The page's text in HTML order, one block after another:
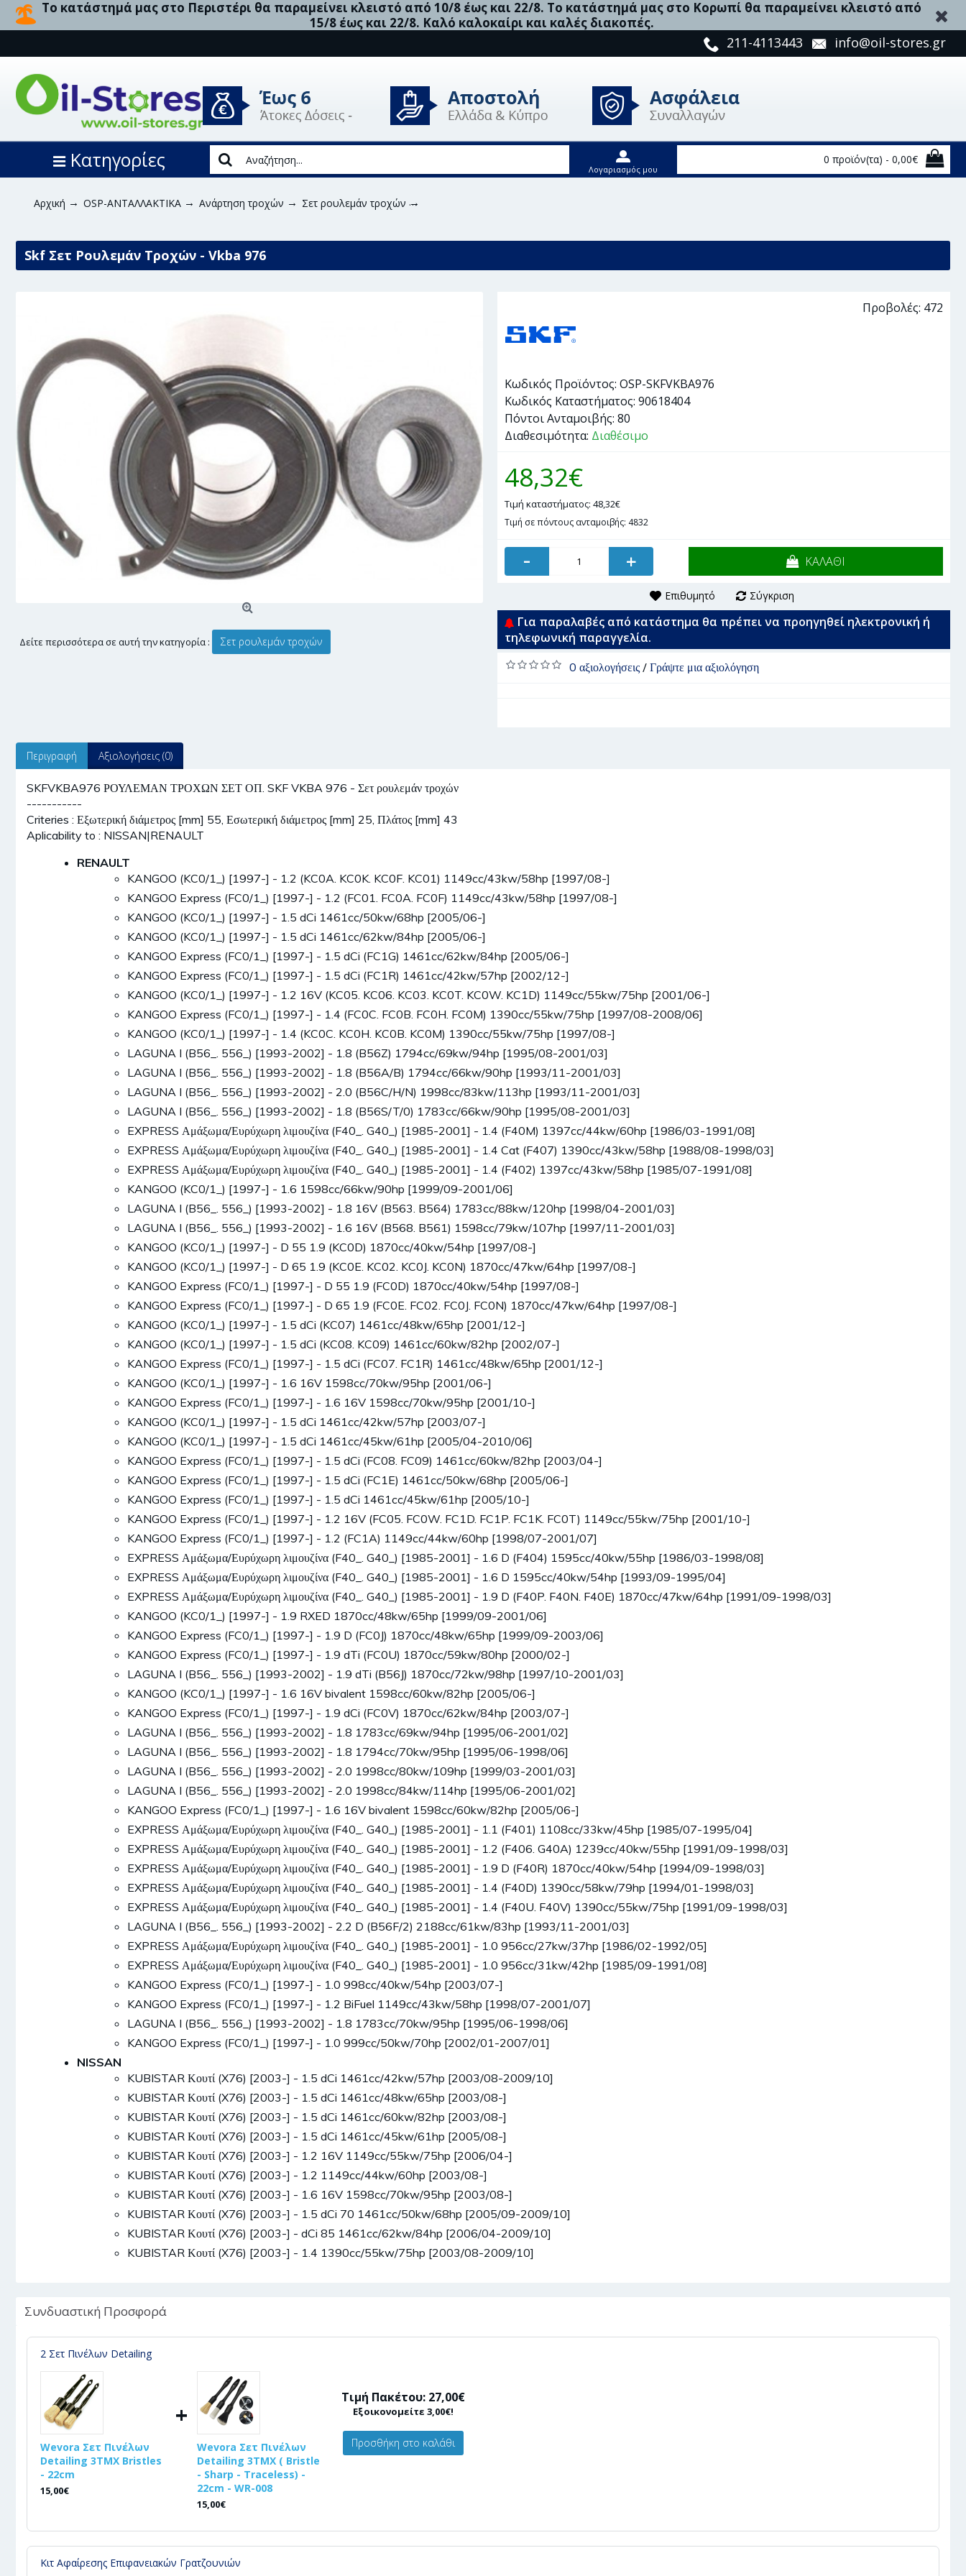
Το κατάστημά μας στο Περιστέρι θα παραμείνει κλειστό από 10/8 έως και 22/8. Το κατάστημά μας στο Κορωπί θα παραμείνει κλειστό από
15/8 έως και 22/8. Καλό καλοκαίρι και καλές διακοπές.
211-4113443 info@oil-stores.gr
Κατηγορίες Λογαριασμός μου
0 προϊόν(τα) - 0,00€
Αρχική OSP-ΑΝΤΑΛΛΑΚΤΙΚΑ Ανάρτηση τροχών Σετ ρουλεμάν τροχών
Skf Σετ Ρουλεμάν Τροχών - Vkba 976
Δείτε περισσότερα σε αυτή την κατηγορία : Σετ ρουλεμάν τροχών
Προβολές: 472
Κωδικός Προϊόντος: OSP-SKFVKBA976
Κωδικός Καταστήματος: 90618404
Πόντοι Ανταμοιβής: 80
Διαθεσιμότητα: Διαθέσιμο
48,32€
Τιμή καταστήματος: 48,32€
Τιμή σε πόντους ανταμοιβής: 4832
- + ΚΑΛΑΘΙ
Επιθυμητό Σύγκριση
Για παραλαβές από κατάστημα θα πρέπει να προηγηθεί ηλεκτρονική ή
τηλεφωνική παραγγελία.
0 αξιολογήσεις/ Γράψτε μια αξιολόγηση
Περιγραφή Αξιολογήσεις (0)
SKFVKBA976 ΡΟΥΛΕΜΑΝ ΤΡΟΧΩΝ ΣΕΤ ΟΠ. SKF VKBA 976 - Σετ ρουλεμάν τροχών
-----------
Criteries : Εξωτερική διάμετρος [mm] 55, Εσωτερική διάμετρος [mm] 25, Πλάτος [mm] 43
Aplicability to : NISSAN|RENAULT
RENAULT
KANGOO (KC0/1_) [1997-] - 1.2 (KC0A. KC0K. KC0F. KC01) 1149cc/43kw/58hp [1997/08-]
KANGOO Express (FC0/1_) [1997-] - 1.2 (FC01. FC0A. FC0F) 1149cc/43kw/58hp [1997/08-]
KANGOO (KC0/1_) [1997-] - 1.5 dCi 1461cc/50kw/68hp [2005/06-]
KANGOO (KC0/1_) [1997-] - 1.5 dCi 1461cc/62kw/84hp [2005/06-]
KANGOO Express (FC0/1_) [1997-] - 1.5 dCi (FC1G) 1461cc/62kw/84hp [2005/06-]
KANGOO Express (FC0/1_) [1997-] - 1.5 dCi (FC1R) 1461cc/42kw/57hp [2002/12-]
KANGOO (KC0/1_) [1997-] - 1.2 16V (KC05. KC06. KC03. KC0T. KC0W. KC1D) 1149cc/55kw/75hp [2001/06-]
KANGOO Express (FC0/1_) [1997-] - 1.4 (FC0C. FC0B. FC0H. FC0M) 1390cc/55kw/75hp [1997/08-2008/06]
KANGOO (KC0/1_) [1997-] - 1.4 (KC0C. KC0H. KC0B. KC0M) 1390cc/55kw/75hp [1997/08-]
LAGUNA I (B56_. 556_) [1993-2002] - 1.8 (B56Z) 1794cc/69kw/94hp [1995/08-2001/03]
LAGUNA I (B56_. 556_) [1993-2002] - 1.8 (B56A/B) 1794cc/66kw/90hp [1993/11-2001/03]
LAGUNA I (B56_. 556_) [1993-2002] - 2.0 (B56C/H/N) 1998cc/83kw/113hp [1993/11-2001/03]
LAGUNA I (B56_. 556_) [1993-2002] - 1.8 (B56S/T/0) 1783cc/66kw/90hp [1995/08-2001/03]
EXPRESS Αμάξωμα/Ευρύχωρη λιμουζίνα (F40_. G40_) [1985-2001] - 1.4 (F40M) 1397cc/44kw/60hp [1986/03-1991/08]
EXPRESS Αμάξωμα/Ευρύχωρη λιμουζίνα (F40_. G40_) [1985-2001] - 1.4 Cat (F407) 1390cc/43kw/58hp [1988/08-1998/03]
EXPRESS Αμάξωμα/Ευρύχωρη λιμουζίνα (F40_. G40_) [1985-2001] - 1.4 (F402) 1397cc/43kw/58hp [1985/07-1991/08]
KANGOO (KC0/1_) [1997-] - 1.6 1598cc/66kw/90hp [1999/09-2001/06]
LAGUNA I (B56_. 556_) [1993-2002] - 1.8 16V (B563. B564) 1783cc/88kw/120hp [1998/04-2001/03]
LAGUNA I (B56_. 556_) [1993-2002] - 1.6 16V (B568. B561) 1598cc/79kw/107hp [1997/11-2001/03]
KANGOO (KC0/1_) [1997-] - D 55 1.9 (KC0D) 1870cc/40kw/54hp [1997/08-]
KANGOO (KC0/1_) [1997-] - D 65 1.9 (KC0E. KC02. KC0J. KC0N) 1870cc/47kw/64hp [1997/08-]
KANGOO Express (FC0/1_) [1997-] - D 55 1.9 (FC0D) 1870cc/40kw/54hp [1997/08-]
KANGOO Express (FC0/1_) [1997-] - D 65 1.9 (FC0E. FC02. FC0J. FC0N) 1870cc/47kw/64hp [1997/08-]
KANGOO (KC0/1_) [1997-] - 1.5 dCi (KC07) 1461cc/48kw/65hp [2001/12-]
KANGOO (KC0/1_) [1997-] - 1.5 dCi (KC08. KC09) 1461cc/60kw/82hp [2002/07-]
KANGOO Express (FC0/1_) [1997-] - 1.5 dCi (FC07. FC1R) 1461cc/48kw/65hp [2001/12-]
KANGOO (KC0/1_) [1997-] - 1.6 16V 1598cc/70kw/95hp [2001/06-]
KANGOO Express (FC0/1_) [1997-] - 1.6 16V 1598cc/70kw/95hp [2001/10-]
KANGOO (KC0/1_) [1997-] - 1.5 dCi 1461cc/42kw/57hp [2003/07-]
KANGOO (KC0/1_) [1997-] - 1.5 dCi 1461cc/45kw/61hp [2005/04-2010/06]
KANGOO Express (FC0/1_) [1997-] - 1.5 dCi (FC08. FC09) 1461cc/60kw/82hp [2003/04-]
KANGOO Express (FC0/1_) [1997-] - 1.5 dCi (FC1E) 1461cc/50kw/68hp [2005/06-]
KANGOO Express (FC0/1_) [1997-] - 1.5 dCi 1461cc/45kw/61hp [2005/10-]
KANGOO Express (FC0/1_) [1997-] - 1.2 16V (FC05. FC0W. FC1D. FC1P. FC1K. FC0T) 1149cc/55kw/75hp [2001/10-]
KANGOO Express (FC0/1_) [1997-] - 1.2 (FC1A) 1149cc/44kw/60hp [1998/07-2001/07]
EXPRESS Αμάξωμα/Ευρύχωρη λιμουζίνα (F40_. G40_) [1985-2001] - 1.6 D (F404) 1595cc/40kw/55hp [1986/03-1998/08]
EXPRESS Αμάξωμα/Ευρύχωρη λιμουζίνα (F40_. G40_) [1985-2001] - 1.6 D 1595cc/40kw/54hp [1993/09-1995/04]
EXPRESS Αμάξωμα/Ευρύχωρη λιμουζίνα (F40_. G40_) [1985-2001] - 1.9 D (F40P. F40N. F40E) 1870cc/47kw/64hp [1991/09-1998/03]
KANGOO (KC0/1_) [1997-] - 1.9 RXED 1870cc/48kw/65hp [1999/09-2001/06]
KANGOO Express (FC0/1_) [1997-] - 1.9 D (FC0J) 1870cc/48kw/65hp [1999/09-2003/06]
KANGOO Express (FC0/1_) [1997-] - 1.9 dTi (FC0U) 1870cc/59kw/80hp [2000/02-]
LAGUNA I (B56_. 556_) [1993-2002] - 1.9 dTi (B56J) 1870cc/72kw/98hp [1997/10-2001/03]
KANGOO (KC0/1_) [1997-] - 1.6 16V bivalent 1598cc/60kw/82hp [2005/06-]
KANGOO Express (FC0/1_) [1997-] - 1.9 dCi (FC0V) 1870cc/62kw/84hp [2003/07-]
LAGUNA I (B56_. 556_) [1993-2002] - 1.8 1783cc/69kw/94hp [1995/06-2001/02]
LAGUNA I (B56_. 556_) [1993-2002] - 1.8 1794cc/70kw/95hp [1995/06-1998/06]
LAGUNA I (B56_. 556_) [1993-2002] - 2.0 1998cc/80kw/109hp [1999/03-2001/03]
LAGUNA I (B56_. 556_) [1993-2002] - 2.0 1998cc/84kw/114hp [1995/06-2001/02]
KANGOO Express (FC0/1_) [1997-] - 1.6 16V bivalent 1598cc/60kw/82hp [2005/06-]
EXPRESS Αμάξωμα/Ευρύχωρη λιμουζίνα (F40_. G40_) [1985-2001] - 1.1 (F401) 1108cc/33kw/45hp [1985/07-1995/04]
EXPRESS Αμάξωμα/Ευρύχωρη λιμουζίνα (F40_. G40_) [1985-2001] - 1.2 (F406. G40A) 1239cc/40kw/55hp [1991/09-1998/03]
EXPRESS Αμάξωμα/Ευρύχωρη λιμουζίνα (F40_. G40_) [1985-2001] - 1.9 D (F40R) 1870cc/40kw/54hp [1994/09-1998/03]
EXPRESS Αμάξωμα/Ευρύχωρη λιμουζίνα (F40_. G40_) [1985-2001] - 1.4 (F40D) 1390cc/58kw/79hp [1994/01-1998/03]
EXPRESS Αμάξωμα/Ευρύχωρη λιμουζίνα (F40_. G40_) [1985-2001] - 1.4 (F40U. F40V) 1390cc/55kw/75hp [1991/09-1998/03]
LAGUNA I (B56_. 556_) [1993-2002] - 2.2 D (B56F/2) 2188cc/61kw/83hp [1993/11-2001/03]
EXPRESS Αμάξωμα/Ευρύχωρη λιμουζίνα (F40_. G40_) [1985-2001] - 1.0 956cc/27kw/37hp [1986/02-1992/05]
EXPRESS Αμάξωμα/Ευρύχωρη λιμουζίνα (F40_. G40_) [1985-2001] - 1.0 956cc/31kw/42hp [1985/09-1991/08]
KANGOO Express (FC0/1_) [1997-] - 1.0 998cc/40kw/54hp [2003/07-]
KANGOO Express (FC0/1_) [1997-] - 1.2 BiFuel 1149cc/43kw/58hp [1998/07-2001/07]
LAGUNA I (B56_. 556_) [1993-2002] - 1.8 1783cc/70kw/95hp [1995/06-1998/06]
KANGOO Express (FC0/1_) [1997-] - 1.0 999cc/50kw/70hp [2002/01-2007/01]
NISSAN
KUBISTAR Κουτί (X76) [2003-] - 1.5 dCi 1461cc/42kw/57hp [2003/08-2009/10]
KUBISTAR Κουτί (X76) [2003-] - 1.5 dCi 1461cc/48kw/65hp [2003/08-]
KUBISTAR Κουτί (X76) [2003-] - 1.5 dCi 1461cc/60kw/82hp [2003/08-]
KUBISTAR Κουτί (X76) [2003-] - 1.5 dCi 1461cc/45kw/61hp [2005/08-]
KUBISTAR Κουτί (X76) [2003-] - 1.2 16V 1149cc/55kw/75hp [2006/04-]
KUBISTAR Κουτί (X76) [2003-] - 1.2 1149cc/44kw/60hp [2003/08-]
KUBISTAR Κουτί (X76) [2003-] - 1.6 16V 1598cc/70kw/95hp [2003/08-]
KUBISTAR Κουτί (X76) [2003-] - 1.5 dCi 70 1461cc/50kw/68hp [2005/09-2009/10]
KUBISTAR Κουτί (X76) [2003-] - dCi 85 1461cc/62kw/84hp [2006/04-2009/10]
KUBISTAR Κουτί (X76) [2003-] - 1.4 1390cc/55kw/75hp [2003/08-2009/10]
Συνδυαστική Προσφορά
2 Σετ Πινέλων Detailing
Wevora Σετ Πινέλων
Detailing 3ΤΜΧ Bristles
- 22cm
15,00€
+
Wevora Σετ Πινέλων
Detailing 3ΤΜΧ ( Bristle
- Sharp - Traceless) -
22cm - WR-008
15,00€
Τιμή Πακέτου: 27,00€
Εξοικονομείτε 3,00€!
Προσθήκη στο καλάθι
Κιτ Αφαίρεσης Επιφανειακών Γρατζουνιών